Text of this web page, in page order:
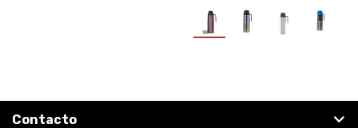
Contacto